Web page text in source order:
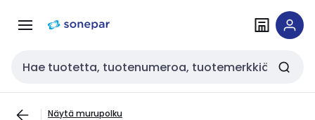
navigointiinsisältöön
Haku
Näytä murupolku